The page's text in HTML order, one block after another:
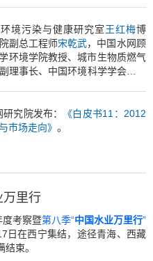
境污染与健康研究室王红梅博
副总工程师宋乾武，中国水网顾
环境学院教授、城市生物质燃气
理事长、中国环境科学学会固体
究院发布：
《白皮书11：2012
市场走向》 。
万里行
度考察暨第八季“中国水业万里行”
日在西宁集结，途径青海、西藏
结束。